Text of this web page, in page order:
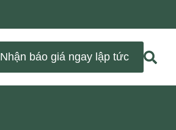
Nhận báo giá ngay lập tức